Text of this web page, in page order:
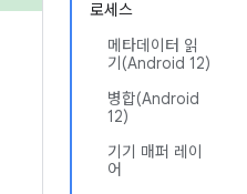
로세스
메타데이터 읽
기(Android 12)
병합(Android
12)
기기 매퍼 레이
어